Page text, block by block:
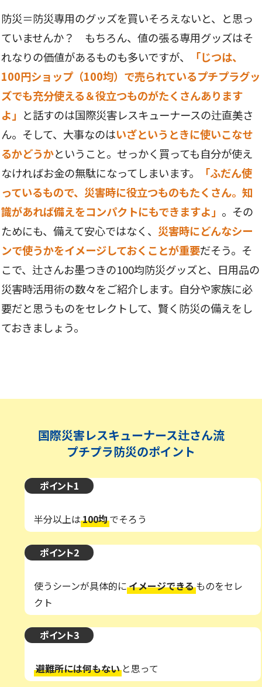
防災＝防災専用のグッズを買いそろえないと、と思っ
ていませんか？ もちろん、値の張る専用グッズはそ
れなりの価値があるものも多いですが、
「じつは、
100円ショップ（100均）で売られているプチプラグッ
ズでも充分使える＆役立つものがたくさんあります
よ」 と話すのは国際災害レスキューナースの辻直美さ
ん。そして、大事なのはいざというときに使いこなせ
るかどうかということ。せっかく買っても自分が使え
なければお金の無駄になってしまいます。
「ふだん使
っているもので、災害時に役立つものもたくさん。知
識があれば備えをコンパクトにもできますよ」 。その
ためにも、備えて安心ではなく、 災害時にどんなシー
ンで使うかをイメージしておくことが重要だそう。そ
こで、辻さんお墨つきの100均防災グッズと、日用品の
災害時活用術の数々をご紹介します。自分や家族に必
要だと思うものをセレクトして、賢く防災の備えをし
ておきましょう。
国際災害レスキューナース辻さん流
プチプラ防災のポイント
ポイント1
半分以上は100均でそろう
ポイント2
使うシーンが具体的にイメージできるものをセレ
クト
ポイント3
避難所には何もない と思って